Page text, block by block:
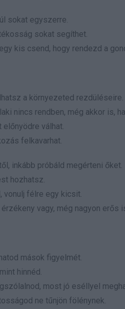
sokat egyszerre.
sokat segíthet.
kis csend, hogy rendezd a
a környezeted rezdüléseire.
nincs rendben, még akkor is,
válhat.
felkavarhat.
inkább próbáld megérteni őket.
hozhatsz.
vonulj félre egy kicsit.
vagy, még nagyon erős
mások figyelmét.
hinnéd.
most jó eséllyel
ne tűnjön fölénynek.